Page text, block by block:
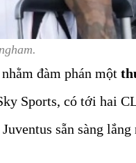
đàm phán một
Sports, có tới hai
sẵn sàng lắng